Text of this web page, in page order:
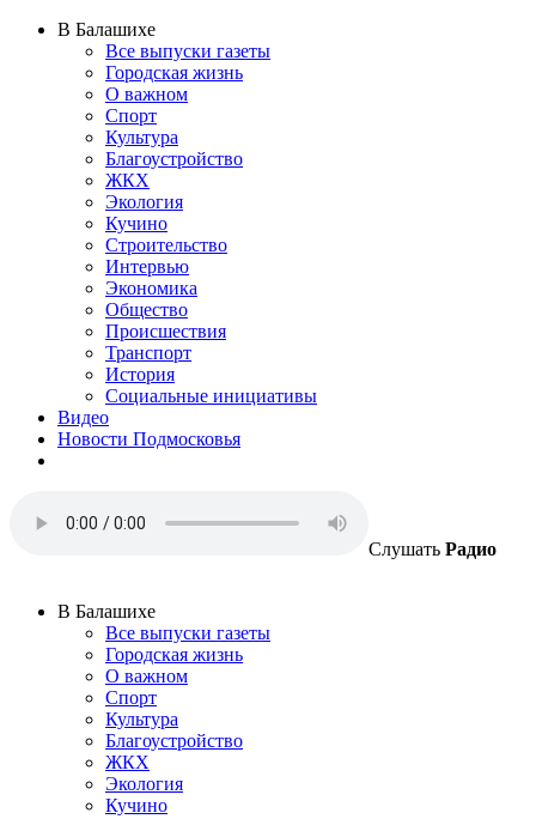
В Балашихе
Все выпуски газеты
Городская жизнь
О важном
Спорт
Культура
Благоустройство
ЖКХ
Экология
Кучино
Строительство
Интервью
Экономика
Общество
Происшествия
Транспорт
История
Социальные инициативы
Видео
Новости Подмосковья
Слушать Радио
В Балашихе
Все выпуски газеты
Городская жизнь
О важном
Спорт
Культура
Благоустройство
ЖКХ
Экология
Кучино